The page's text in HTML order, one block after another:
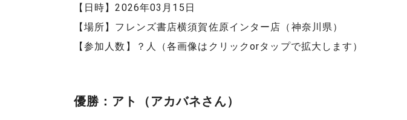
【日時】2026年03月15日
【場所】フレンズ書店横須賀佐原インター店（神奈川県）
【参加人数】？人（各画像はクリックorタップで拡大します）
優勝：アト（アカバネさん）